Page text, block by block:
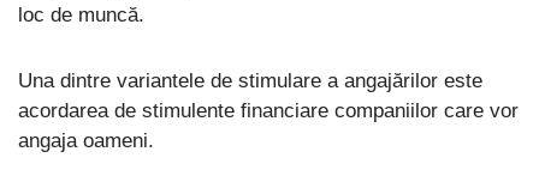
loc de muncă.
Una dintre variantele de stimulare a angajărilor este
acordarea de stimulente financiare companiilor care vor
angaja oameni.